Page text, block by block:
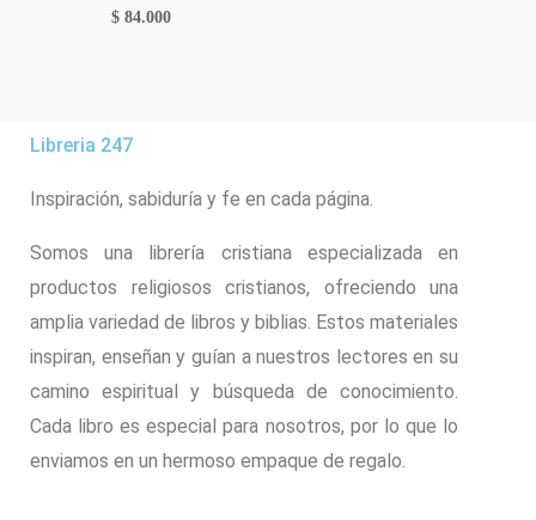
$ 84.000
Libreria 247
Inspiración, sabiduría y fe en cada página.
Somos una librería cristiana especializada en
productos religiosos cristianos, ofreciendo una
amplia variedad de libros y biblias. Estos materiales
inspiran, enseñan y guían a nuestros lectores en su
camino espiritual y búsqueda de conocimiento.
Cada libro es especial para nosotros, por lo que lo
enviamos en un hermoso empaque de regalo.